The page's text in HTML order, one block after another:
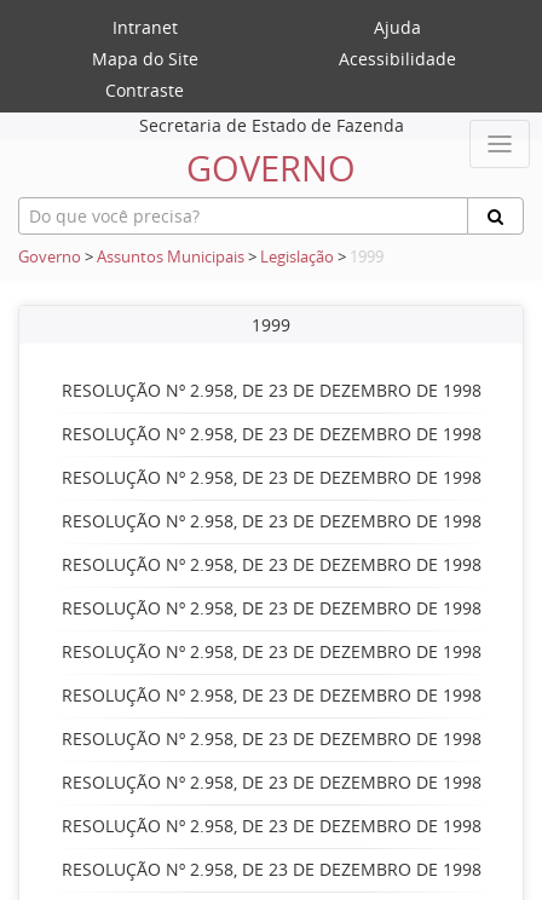
Intranet
Ajuda
Mapa do Site
Acessibilidade
Contraste
Secretaria de Estado de Fazenda
GOVERNO
Governo >Assuntos Municipais> Legislação > 1999
1999
RESOLUÇÃO Nº 2.958, DE 23 DE DEZEMBRO DE 1998
RESOLUÇÃO Nº 2.958, DE 23 DE DEZEMBRO DE 1998
RESOLUÇÃO Nº 2.958, DE 23 DE DEZEMBRO DE 1998
RESOLUÇÃO Nº 2.958, DE 23 DE DEZEMBRO DE 1998
RESOLUÇÃO Nº 2.958, DE 23 DE DEZEMBRO DE 1998
RESOLUÇÃO Nº 2.958, DE 23 DE DEZEMBRO DE 1998
RESOLUÇÃO Nº 2.958, DE 23 DE DEZEMBRO DE 1998
RESOLUÇÃO Nº 2.958, DE 23 DE DEZEMBRO DE 1998
RESOLUÇÃO Nº 2.958, DE 23 DE DEZEMBRO DE 1998
RESOLUÇÃO Nº 2.958, DE 23 DE DEZEMBRO DE 1998
RESOLUÇÃO Nº 2.958, DE 23 DE DEZEMBRO DE 1998
RESOLUÇÃO Nº 2.958, DE 23 DE DEZEMBRO DE 1998